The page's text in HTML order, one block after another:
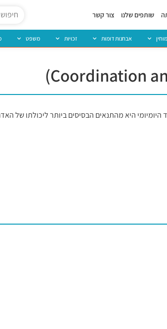
שותפים שלנו צור קשר
אבחנות דומות זכויות משפט
התפקוד היומיומי היא מהתנאים הבסיסים ביותר ליכולתו